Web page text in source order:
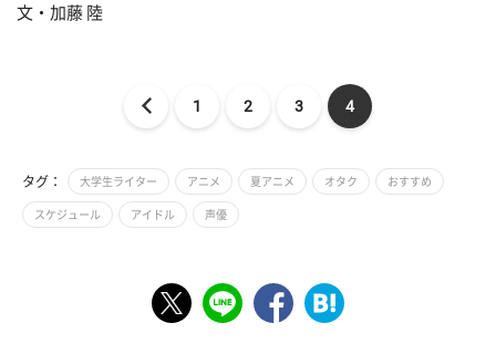
文・加藤 陸
1 2 3 4
タグ： 大学生ライター アニメ 夏アニメ オタク おすすめ
スケジュール アイドル 声優